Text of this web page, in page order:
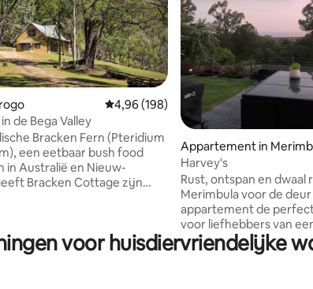
4,89 op 5, 108 recensies
Gemiddelde beoordeling van 4,96 op
4,96 (198)
de Bega Valley
Bracken Fern (Pteridium
een eetbaar bush food
in Australië en Nieuw-
Bracken Cottage zijn
Rock Lily. Uitzicht is naar
en NW over het
Appartement in
Harvey's
Rust, ontspan en dwaal
Merimbula voor de deur
appartement de
voor liefhebbers van
de zee. Deze privé, eigentijdse ruimte
heeft alles wat je nodig
voor huisdiervriendelijke